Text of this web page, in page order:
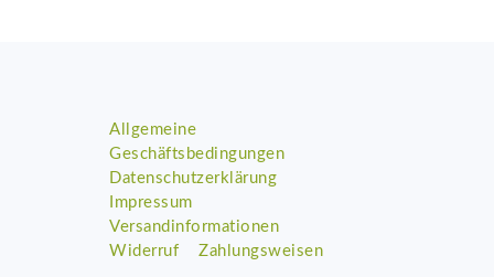
Allgemeine
Geschäftsbedingungen
Datenschutzerklärung
Impressum
Versandinformationen
Widerruf
Zahlungsweisen